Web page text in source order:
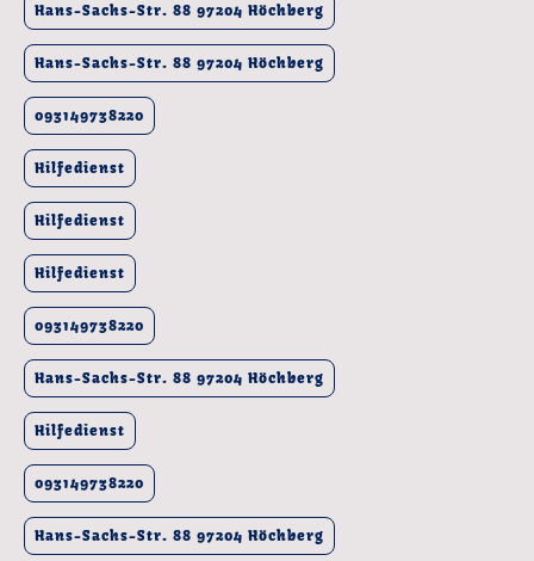
Hans-Sachs-Str. 88 97204 Höchberg
Hans-Sachs-Str. 88 97204 Höchberg
093149738220
Hilfedienst
Hilfedienst
Hilfedienst
093149738220
Hans-Sachs-Str. 88 97204 Höchberg
Hilfedienst
093149738220
Hans-Sachs-Str. 88 97204 Höchberg